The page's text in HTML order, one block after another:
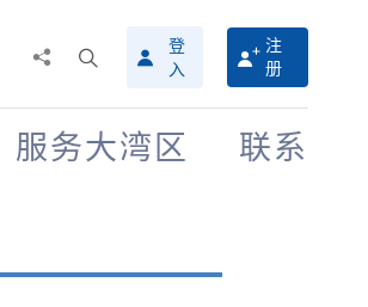
搜
寻
介
登
入
注
册
服务大湾区 联系